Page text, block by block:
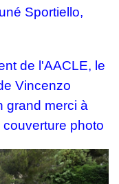
Sportiello,
de l'AACLE, le
Vincenzo
grand merci à
photo